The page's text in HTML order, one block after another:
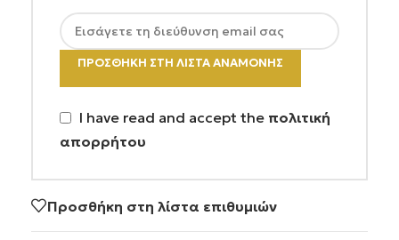
ΠΡΟΣΘΉΚΗ ΣΤΗ ΛΊΣΤΑ ΑΝΑΜΟΝΉΣ
I have read and accept the πολιτική
απορρήτου
Προσθήκη στη λίστα επιθυμιών